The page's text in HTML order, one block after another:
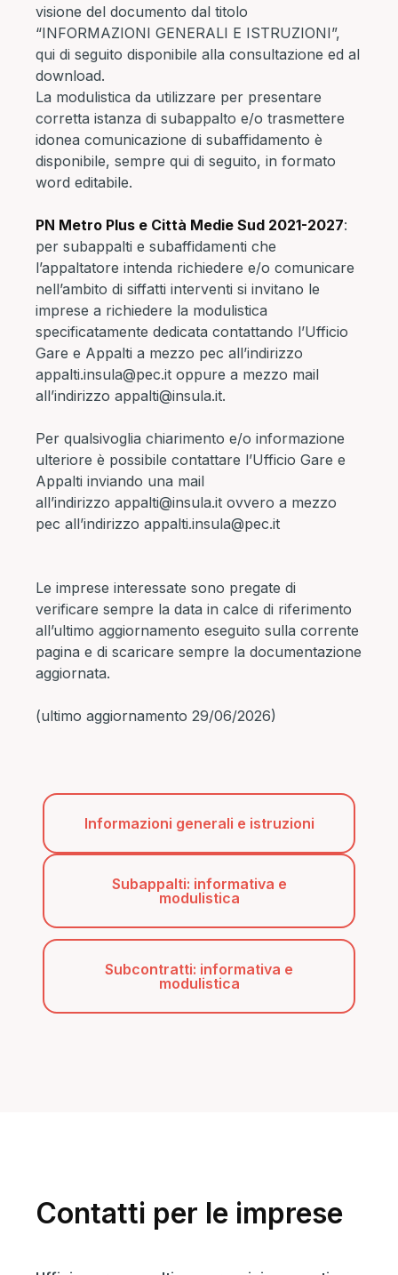
visione del documento dal titolo
“INFORMAZIONI GENERALI E ISTRUZIONI”,
qui di seguito disponibile alla consultazione ed al
download.
La modulistica da utilizzare per presentare
corretta istanza di subappalto e/o trasmettere
idonea comunicazione di subaffidamento è
disponibile, sempre qui di seguito, in formato
word editabile.
PN Metro Plus e Città Medie Sud 2021-2027:
per subappalti e subaffidamenti che
l’appaltatore intenda richiedere e/o comunicare
nell’ambito di siffatti interventi si invitano le
imprese a richiedere la modulistica
specificatamente dedicata contattando l’Ufficio
Gare e Appalti a mezzo pec all’indirizzo
appalti.insula@pec.it oppure a mezzo mail
all’indirizzoappalti@insula.it.
Per qualsivoglia chiarimento e/o informazione
ulteriore è possibile contattare l’Ufficio Gare e
Appalti inviando una mail
all’indirizzoappalti@insula.it ovvero a mezzo
pec all’indirizzoappalti.insula@pec.it
Le imprese interessate sono pregate di
verificare sempre la data in calce di riferimento
all’ultimo aggiornamento eseguito sulla corrente
pagina e di scaricare sempre la documentazione
aggiornata.
(ultimo aggiornamento 29/06/2026)
Informazioni generali e istruzioni
Subappalti: informativa e
modulistica
Subcontratti: informativa e
modulistica
Contatti per le imprese